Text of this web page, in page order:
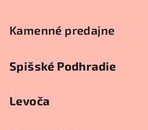
Kamenné predajne
Spišské Podhradie
Levoča